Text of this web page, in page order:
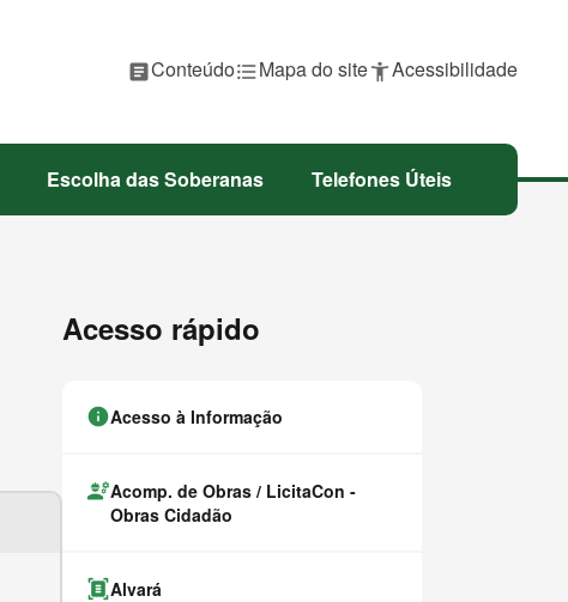
article
P
u
r
a
a
Conteúdoformat_list_bulleted
P
u
r
a
a
Mapa do siteaccessibility_new
P
u
r
a
a
Acessibilidade
Escolha das Soberanas Telefones Úteis
Acesso rápido
infoAcesso à Informação
engineeringAcomp. de Obras / LicitaCon -
Obras Cidadão
document_scannerAlvará